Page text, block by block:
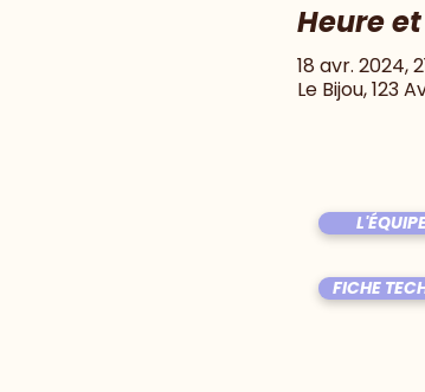
Heure
18 avr. 2024,
Le Bijou, 123
FICHE